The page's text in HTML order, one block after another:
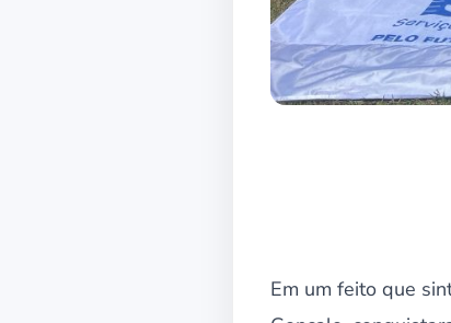
Em um feito que